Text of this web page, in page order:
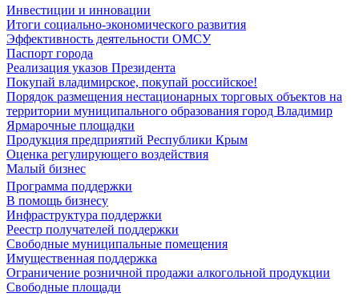
Инвестиции и инновации
Итоги социально-экономического развития
Эффективность деятельности ОМСУ
Паспорт города
Реализация указов Президента
Покупай владимирское, покупай российское!
Порядок размещения нестационарных торговых объектов на
территории муниципального образования город Владимир
Ярмарочные площадки
Продукция предприятий Республики Крым
Оценка регулирующего воздействия
Малый бизнес
Программа поддержки
В помощь бизнесу
Инфраструктура поддержки
Реестр получателей поддержки
Свободные муниципальные помещения
Имущественная поддержка
Ограничение розничной продажи алкогольной продукции
Свободные площади